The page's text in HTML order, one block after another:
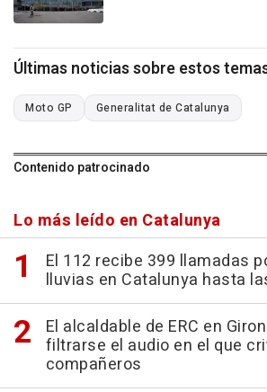
Últimas noticias sobre estos
Moto GP Generalitat de Catalunya
Contenido patrocinado
Lo más leído en Catalunya
El 112 recibe 399 llamadas
lluvias en Catalunya hasta
El alcaldable de ERC en
filtrarse el audio en el que
compañeros